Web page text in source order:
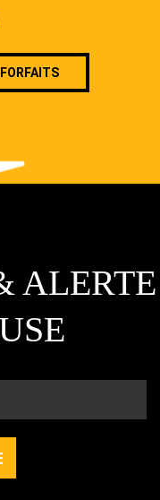
ALERTE